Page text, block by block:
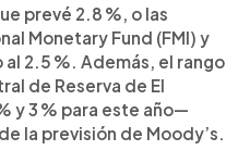
prevé 2.8 %, o las
Monetary Fund (FMI) y
2.5 %. Además, el rango
de Reserva de El
y 3 % para este año—
la previsión de Moody’s.